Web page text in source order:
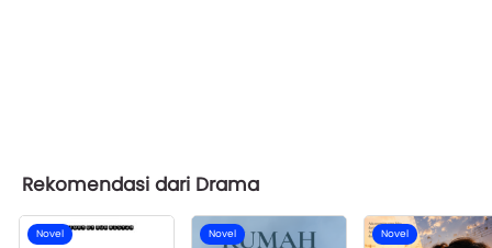
Rekomendasi dari Drama
Novel Novel Novel